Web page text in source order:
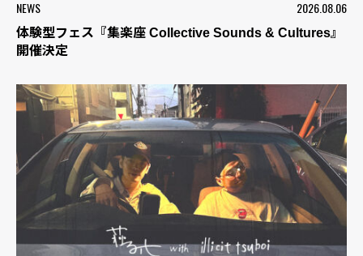
NEWS 2026.08.06
体験型フェス『集楽座 Collective Sounds & Cultures』
開催決定